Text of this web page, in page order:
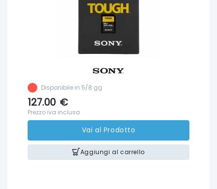
Disponibile in 5/8 gg
127.00 €
Prezzo iva inclusa
Vai al Prodotto
Aggiungi al carrello